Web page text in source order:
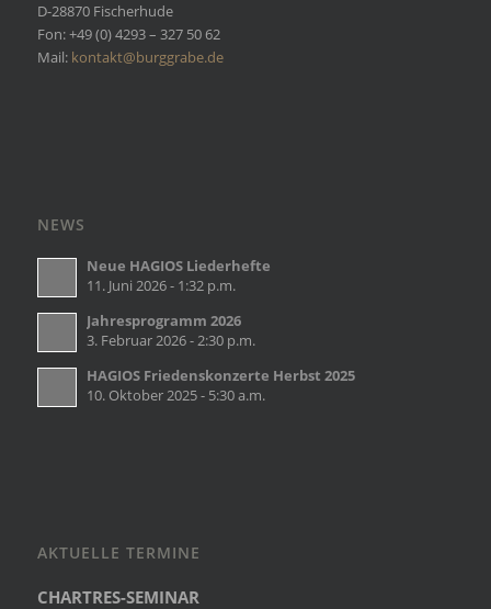
D-28870 Fischerhude
Fon: +49 (0) 4293 – 327 50 62
Mail: kontakt@burggrabe.de
NEWS
Neue HAGIOS Liederhefte
11. Juni 2026 - 1:32 p.m.
Jahresprogramm 2026
3. Februar 2026 - 2:30 p.m.
HAGIOS Friedenskonzerte Herbst 2025
10. Oktober 2025 - 5:30 a.m.
AKTUELLE TERMINE
CHARTRES-SEMINAR